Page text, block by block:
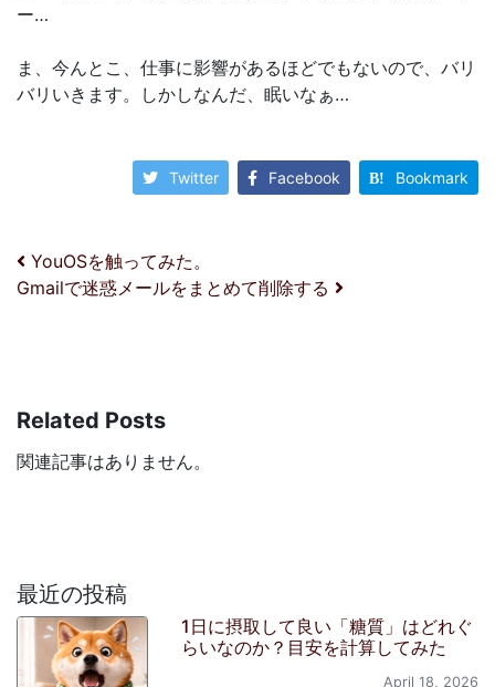
ー…
ま、今んとこ、仕事に影響があるほどでもないので、バリ
バリいきます。しかしなんだ、眠いなぁ…
Twitter Facebook Bookmark
投稿ナビゲーション
YouOSを触ってみた。
Gmailで迷惑メールをまとめて削除する
Related Posts
関連記事はありません。
最近の投稿
1日に摂取して良い「糖質」はどれぐ
らいなのか？目安を計算してみた
April 18, 2026